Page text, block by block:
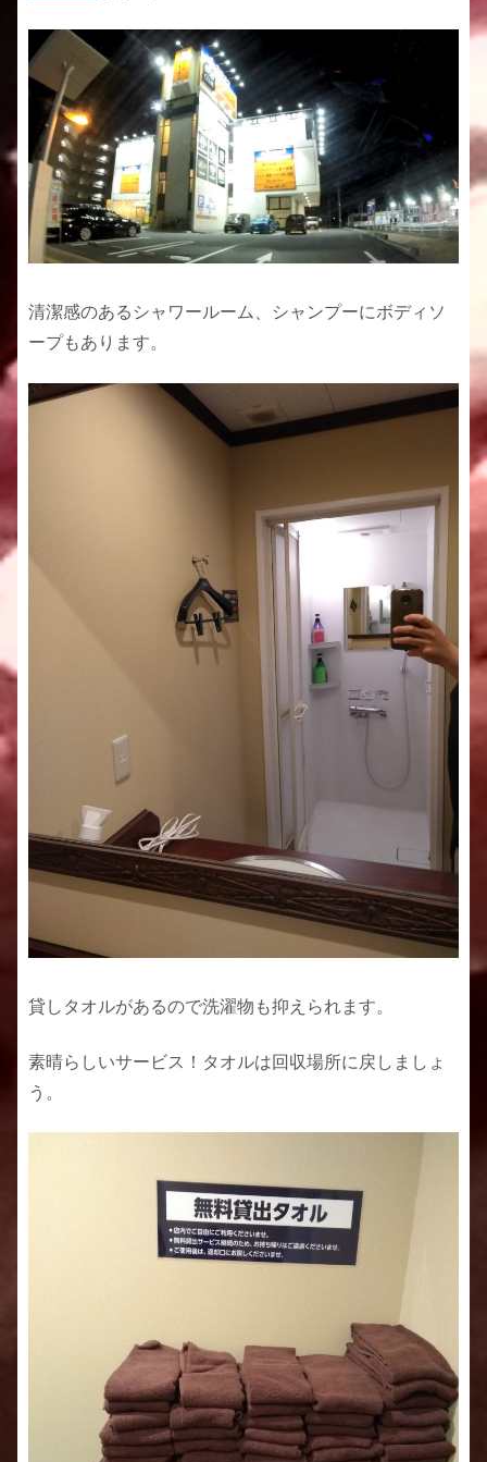
清潔感のあるシャワールーム、シャンプーにボディソ
ープもあります。
貸しタオルがあるので洗濯物も抑えられます。
素晴らしいサービス！タオルは回収場所に戻しましょ
う。